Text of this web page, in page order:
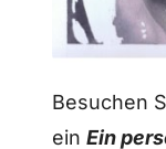
Besuchen
einEin